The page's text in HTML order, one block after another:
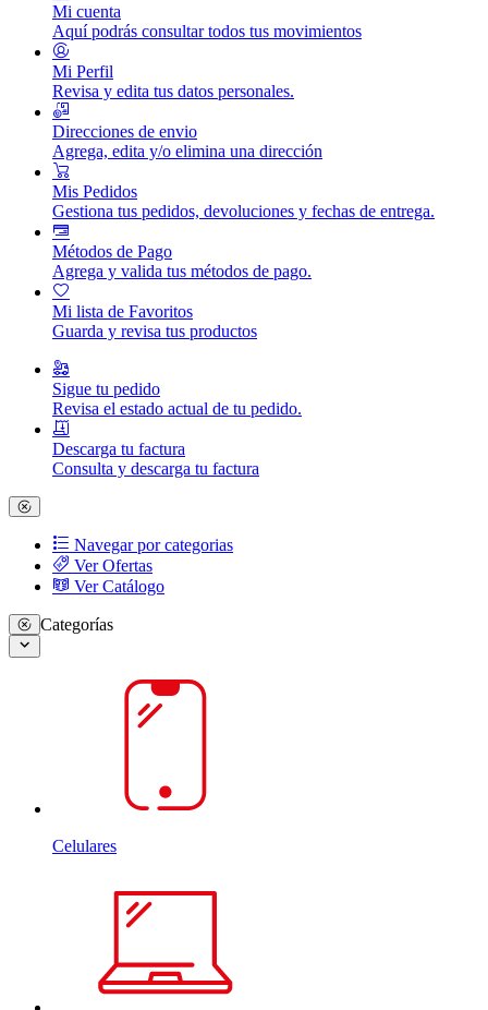
Mi cuenta
Aquí podrás consultar todos tus movimientos
Mi Perfil
Revisa y edita tus datos personales.
Direcciones de envio
Agrega, edita y/o elimina una dirección
Mis Pedidos
Gestiona tus pedidos, devoluciones y fechas de entrega.
Métodos de Pago
Agrega y valida tus métodos de pago.
Mi lista de Favoritos
Guarda y revisa tus productos
Sigue tu pedido
Revisa el estado actual de tu pedido.
Descarga tu factura
Consulta y descarga tu factura
Navegar por categorias
Ver Ofertas
Ver Catálogo
Categorías
Celulares